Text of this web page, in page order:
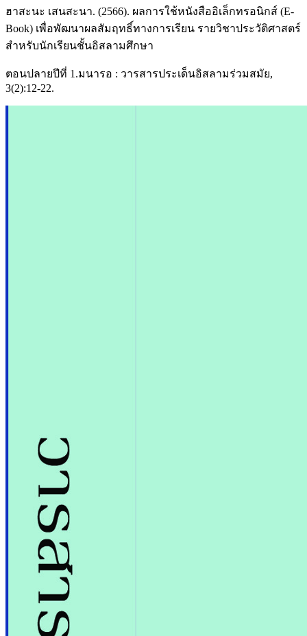
ฮาสะนะ เสนสะนา. (2566). ผลการใช้หนังสืออิเล็กทรอนิกส์ (E-
Book) เพื่อพัฒนาผลสัมฤทธิ์ทางการเรียน รายวิชาประวัติศาสตร์
สำหรับนักเรียนชั้นอิสลามศึกษา
ตอนปลายปีที่ 1.มนารอ : วารสารประเด็นอิสลามร่วมสมัย,
3(2):12-22.